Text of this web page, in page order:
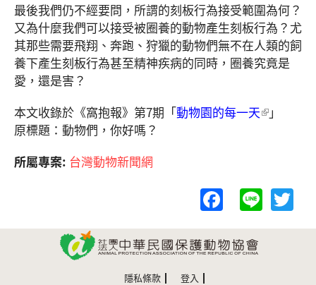
最後我們仍不經要問，所謂的刻板行為接受範圍為何？
又為什麼我們可以接受被圈養的動物產生刻板行為？尤
其那些需要飛翔、奔跑、狩獵的動物們無不在人類的飼
養下產生刻板行為甚至精神疾病的同時，圈養究竟是
愛，還是害？
本文收錄於《窩抱報》第7期「動物園的每一天
」
原標題：動物們，你好嗎？
所屬專案: 台灣動物新聞網
F
a
c
e
Li
n
隱私條款 登入